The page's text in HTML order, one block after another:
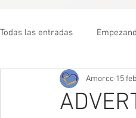
Todas las entradas
Amorcc 15